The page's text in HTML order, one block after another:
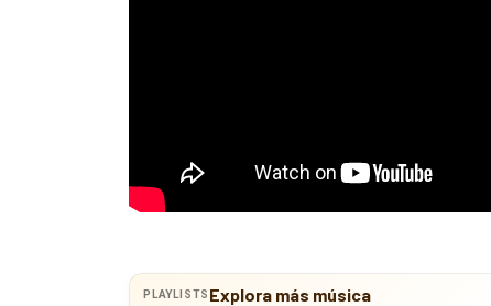
PLAYLISTS Explora más música